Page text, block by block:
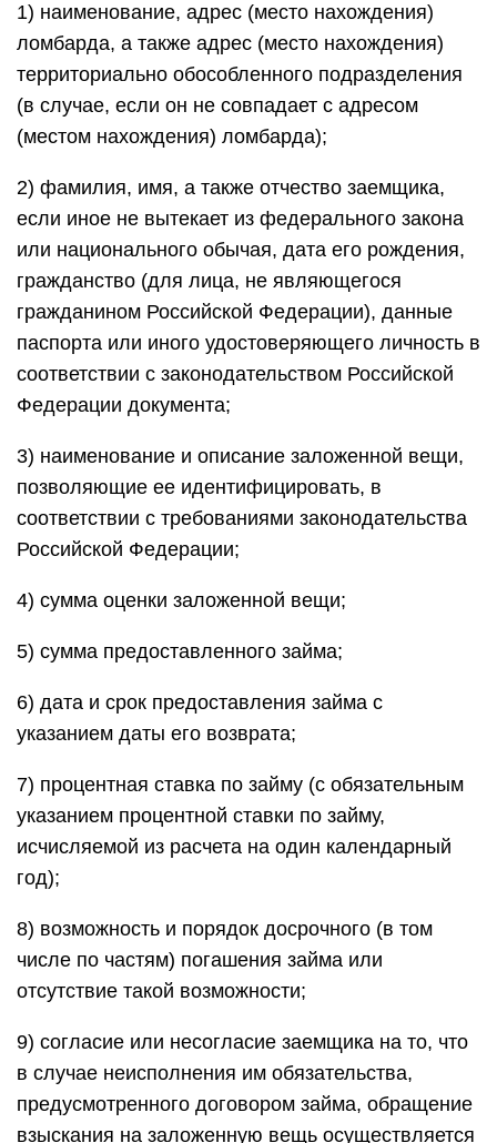
1) наименование, адрес (место нахождения)
ломбарда, а также адрес (место нахождения)
территориально обособленного подразделения
(в случае, если он не совпадает с адресом
(местом нахождения) ломбарда);
2) фамилия, имя, а также отчество заемщика,
если иное не вытекает из федерального закона
или национального обычая, дата его рождения,
гражданство (для лица, не являющегося
гражданином Российской Федерации), данные
паспорта или иного удостоверяющего личность в
соответствии с законодательством Российской
Федерации документа;
3) наименование и описание заложенной вещи,
позволяющие ее идентифицировать, в
соответствии с требованиями законодательства
Российской Федерации;
4) сумма оценки заложенной вещи;
5) сумма предоставленного займа;
6) дата и срок предоставления займа с
указанием даты его возврата;
7) процентная ставка по займу (с обязательным
указанием процентной ставки по займу,
исчисляемой из расчета на один календарный
год);
8) возможность и порядок досрочного (в том
числе по частям) погашения займа или
отсутствие такой возможности;
9) согласие или несогласие заемщика на то, что
в случае неисполнения им обязательства,
предусмотренного договором займа, обращение
взыскания на заложенную вещь осуществляется